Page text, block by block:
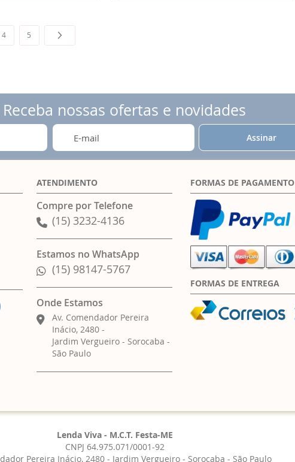
Página
4 Página
5
Receba nossas ofertas e novidades
Assinar
ATENDIMENTO
Compre por Telefone
(15) 3232-4136
Estamos no WhatsApp
(15) 98147-5767
Onde Estamos
Av. Comendador Pereira
Inácio, 2480 -
Jardim Vergueiro - Sorocaba -
São Paulo
FORMAS DE PAGAMENTO
FORMAS DE ENTREGA
Lenda Viva - M.C.T. Festa-ME
CNPJ 64.975.071/0001-92
Pereira Inácio, 2480 - Jardim Vergueiro - Sorocaba - São Paulo